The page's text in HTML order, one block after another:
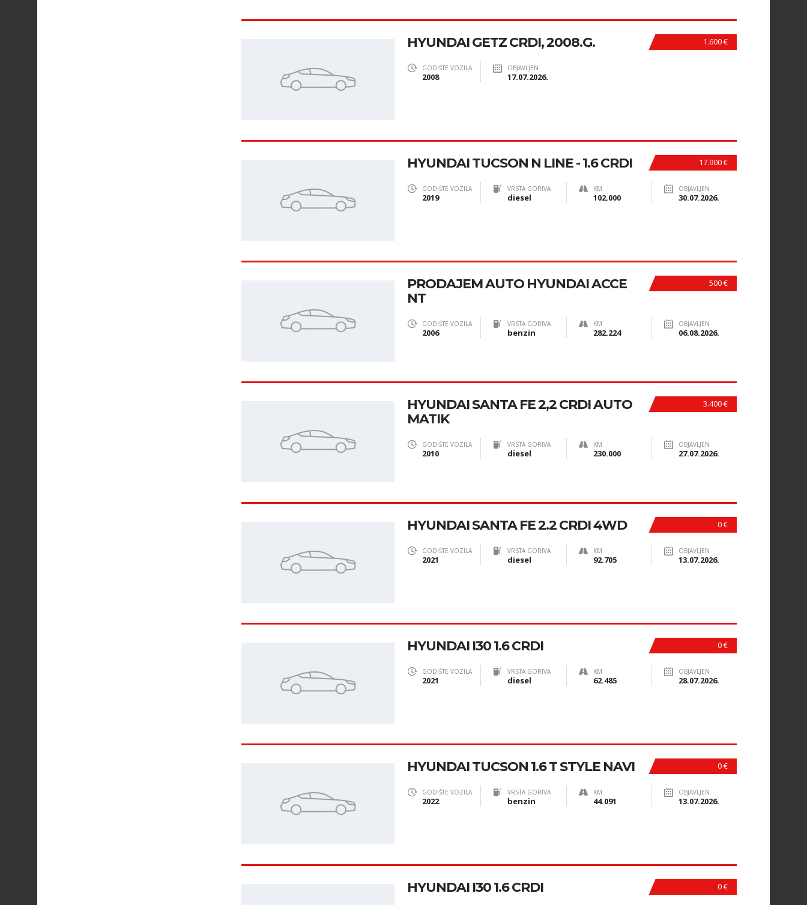
1.600 €
HYUNDAI GETZ CRDI, 2008.G.
GODIŠTE VOZILA
2008
OBJAVLJEN
17.07.2026.
17.900 €
HYUNDAI TUCSON N LINE - 1.6 CRDI
GODIŠTE VOZILA
2019
VRSTA GORIVA
diesel
KM
102.000
OBJAVLJEN
30.07.2026.
500 €
PRODAJEM AUTO HYUNDAI ACCE
NT
GODIŠTE VOZILA
2006
VRSTA GORIVA
benzin
KM
282.224
OBJAVLJEN
06.08.2026.
3.400 €
HYUNDAI SANTA FE 2,2 CRDI AUTO
MATIK
GODIŠTE VOZILA
2010
VRSTA GORIVA
diesel
KM
230.000
OBJAVLJEN
27.07.2026.
0 €
HYUNDAI SANTA FE 2.2 CRDI 4WD
GODIŠTE VOZILA
2021
VRSTA GORIVA
diesel
KM
92.705
OBJAVLJEN
13.07.2026.
0 €
HYUNDAI I30 1.6 CRDI
GODIŠTE VOZILA
2021
VRSTA GORIVA
diesel
KM
62.485
OBJAVLJEN
28.07.2026.
0 €
HYUNDAI TUCSON 1.6 T STYLE NAVI
GODIŠTE VOZILA
2022
VRSTA GORIVA
benzin
KM
44.091
OBJAVLJEN
13.07.2026.
0 €
HYUNDAI I30 1.6 CRDI